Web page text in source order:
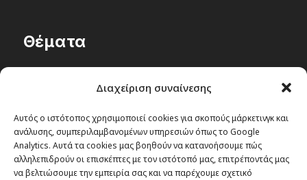
Διαχείριση συναίνεσης
Αυτός ο ιστότοπος χρησιμοποιεί cookies για σκοπούς μάρκετινγκ και
ανάλυσης, συμπεριλαμβανομένων υπηρεσιών όπως το Google
Analytics. Αυτά τα cookies μας βοηθούν να κατανοήσουμε πώς
αλληλεπιδρούν οι επισκέπτες με τον ιστότοπό μας, επιτρέποντάς μας
να βελτιώσουμε την εμπειρία σας και να παρέχουμε σχετικό
Θέματα
Passenger στον κόσμο
TRAVEL NEWS
Οργάνωσε το ταξίδι σου
CITY and CULTURE